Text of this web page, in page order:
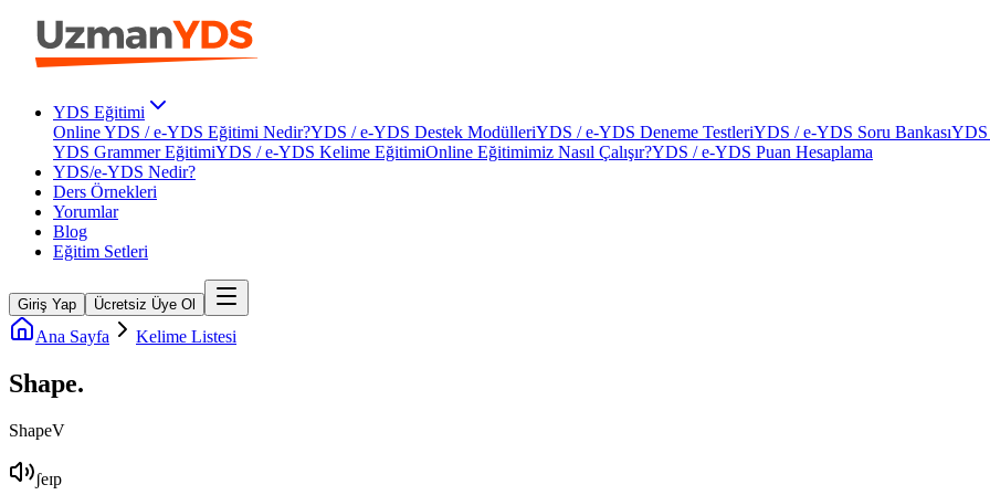
YDS Eğitimi
Online YDS / e-YDS Eğitimi Nedir?YDS / e-YDS Destek ModülleriYDS / e-YDS Deneme TestleriYDS / e-YDS Soru BankasıYDS
YDS Grammer EğitimiYDS / e-YDS Kelime EğitimiOnline Eğitimimiz Nasıl Çalışır?YDS / e-YDS Puan Hesaplama
YDS/e-YDS Nedir?
Ders Örnekleri
Yorumlar
Blog
Eğitim Setleri
Giriş Yap Ücretsiz Üye Ol
Ana Sayfa Kelime Listesi
Shape.
ShapeV
ʃeɪp